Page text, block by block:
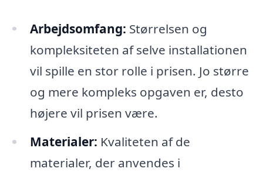
Arbejdsomfang: Størrelsen og
kompleksiteten af selve installationen
vil spille en stor rolle i prisen. Jo større
og mere kompleks opgaven er, desto
højere vil prisen være.
Materialer: Kvaliteten af de
materialer, der anvendes i